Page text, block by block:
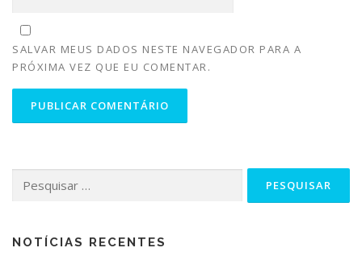
SALVAR MEUS DADOS NESTE NAVEGADOR PARA A
PRÓXIMA VEZ QUE EU COMENTAR.
NOTÍCIAS RECENTES